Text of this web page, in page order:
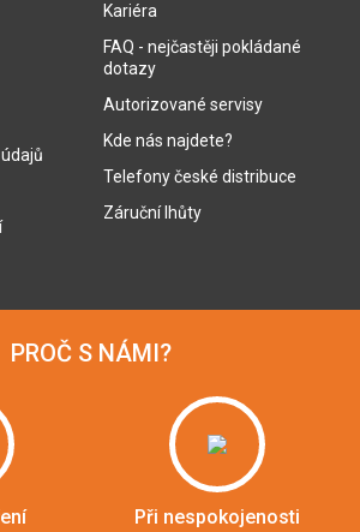
Kariéra
FAQ - nejčastěji pokládané
dotazy
Autorizované servisy
Kde nás najdete?
Telefony české distribuce
Záruční lhůty
PROČ S NÁMI?
Při nespokojenosti